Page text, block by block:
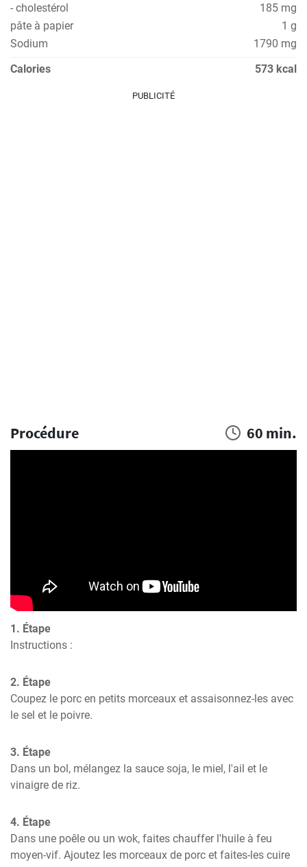
- cholestérol
185 mg
pâte à papier
1 g
Sodium
1790 mg
Calories
573 kcal
PUBLICITÉ
Procédure 60 min.
1. Étape
Instructions :
2. Étape
Coupez le porc en petits morceaux et assaisonnez-les avec
le sel et le poivre.
3. Étape
Dans un bol, mélangez la sauce soja, le miel, l'ail et le
vinaigre de riz.
4. Étape
Dans une poêle ou un wok, faites chauffer l'huile à feu
moyen-vif. Ajoutez les morceaux de porc et faites-les cuire